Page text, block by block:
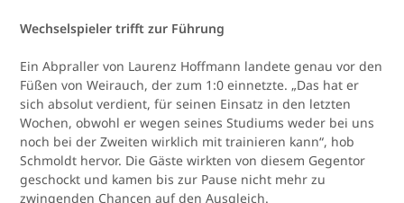
Wechselspieler trifft zur Führung
Ein Abpraller von Laurenz Hoffmann landete genau vor den
Füßen von Weirauch, der zum 1:0 einnetzte. „Das hat er
sich absolut verdient, für seinen Einsatz in den letzten
Wochen, obwohl er wegen seines Studiums weder bei uns
noch bei der Zweiten wirklich mit trainieren kann“, hob
Schmoldt hervor. Die Gäste wirkten von diesem Gegentor
geschockt und kamen bis zur Pause nicht mehr zu
zwingenden Chancen auf den Ausgleich.